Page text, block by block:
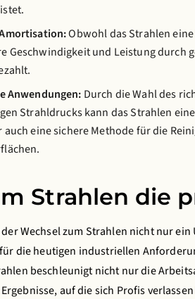
Obwohl das Strahlen
Geschwindigkeit und Leistung
Anwendungen: Durch die Wahl des
Strahldrucks kann das Strahlen
auch eine sichere Methode für die
Strahlen die
Wechsel zum Strahlen nicht nur
die heutigen industriellen
beschleunigt nicht nur die
auf die sich Profis